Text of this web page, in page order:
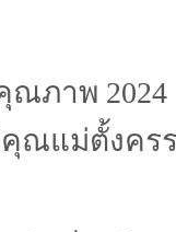
ภาพ 2024
คุณแม่ตั้งคร